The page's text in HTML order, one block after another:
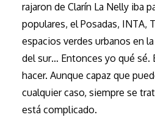
rajaron de Clarín La Nelly iba
populares, el Posadas, INTA,
espacios verdes urbanos en
del sur… Entonces yo qué sé.
hacer. Aunque capaz que
cualquier caso, siempre se
está complicado.